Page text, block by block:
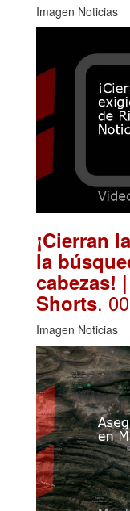
Imagen Noticias
¡Cierran
la
cabezas!
Shorts.
Imagen Noticias